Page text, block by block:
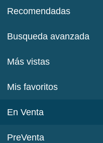
Recomendadas
Busqueda avanzada
Más vistas
Mis favoritos
En Venta
PreVenta